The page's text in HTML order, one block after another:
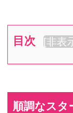
目次 [非表
順調なスタ